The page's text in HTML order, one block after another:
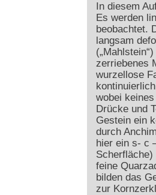
In diesem
Es werden
beobachtet.
langsam
zerriebenes
wurzellose
wobei
Drücke und
Gestein ein
durch
hier ein s- c
feine
bilden das
zur